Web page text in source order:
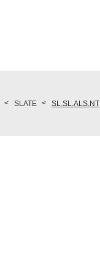
SLATE SL.SL.ALS.NT